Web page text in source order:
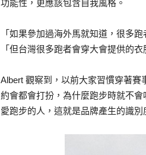
功能性，更應該包含自我風格。
「如果參加過海外馬就知道，很多
「但台灣很多跑者會穿大會提供的
Albert 觀察到，以前大家習慣穿著
約會都會打扮，為什麼跑步時就不
愛跑步的人，這就是品牌產生的識別